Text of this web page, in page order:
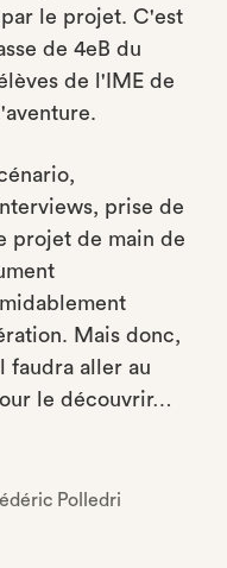
le projet. C'est
de 4eB du
de l'IME de
prise de
projet de main de
Mais donc,
faudra aller au
le découvrir…
Polledri